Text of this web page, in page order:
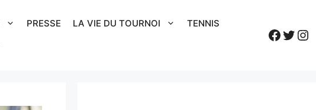
PRESSE LA VIE DU TOURNOI TENNIS